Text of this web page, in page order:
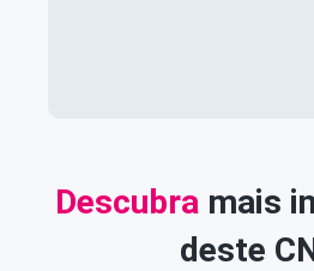
Descubramais
deste